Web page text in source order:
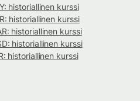
historiallinen kurssi
historiallinen kurssi
historiallinen kurssi
historiallinen kurssi
historiallinen kurssi